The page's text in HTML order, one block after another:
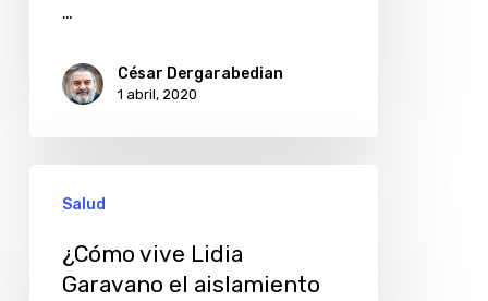
…
César Dergarabedian
1 abril, 2020
Lidia
Garavano
Salud
¿Cómo vive Lidia
Garavano el aislamiento